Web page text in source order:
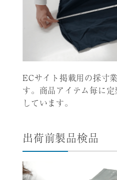
ECサイト掲載用の採寸
す。商品アイテム毎に
しています。
出荷前製品検品